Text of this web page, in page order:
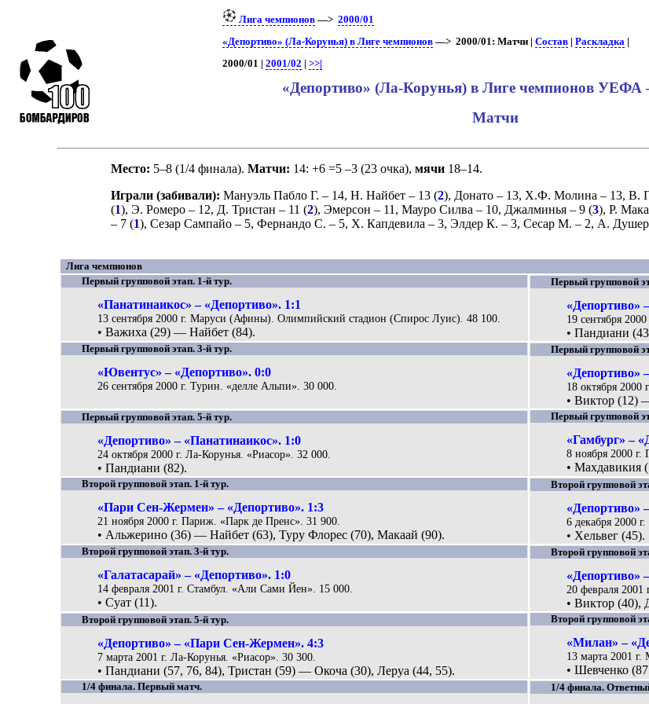
Лига чемпионов—> 2000/01
«Депортиво» (Ла-Корунья) в Лиге чемпионов—> 2000/01: Матчи | Состав| Раскладка |
2000/01 | 2001/02 | >>|
«Депортиво» (Ла-Корунья) в Лиге чемпионов УЕФА
Матчи
Место: 5–8 (1/4 финала). Матчи: 14: +6 =5 –3 (23 очка), мячи 18–14.
Играли (забивали): Мануэль Пабло Г. – 14, Н. Найбет– 13 (2), Донато– 13, Х.Ф. Молина – 13, В.
(1), Э. Ромеро– 12, Д. Тристан – 11 (2), Эмерсон – 11, Мауро Силва – 10, Джалминья– 9 (3), Р.
– 7 (1), Сезар Сампайо– 5, Фернандо С. – 5, Х. Капдевила – 3, Элдер К. – 3, Сесар М. – 2, А. Душер
Лига чемпионов
Первый групповой этап. 1-й тур.
«Панатинаикос» – «Депортиво». 1:1
13 сентября 2000 г. Маруси (Афины). Олимпийский стадион (Спирос Луис). 48 100.
• Важиха (29) — Найбет (84).
Первый групповой
«Депортиво»
19 сентября
• Пандиани
Первый групповой этап. 3-й тур.
«Ювентус» – «Депортиво». 0:0
26 сентября 2000 г. Турин. «делле Альпи». 30 000.
Первый групповой
«Депортиво»
18 октября 2000
• Виктор (12)
Первый групповой этап. 5-й тур.
«Депортиво» – «Панатинаикос». 1:0
24 октября 2000 г. Ла-Корунья. «Риасор». 32 000.
• Пандиани (82).
Первый групповой
«Гамбург» –
8 ноября 2000
• Махдавикия
Второй групповой этап. 1-й тур.
«Пари Сен-Жермен» – «Депортиво». 1:3
21 ноября 2000 г. Париж. «Парк де Пренс». 31 900.
• Альжерино (36) — Найбет (63), Туру Флорес (70), Макаай (90).
Второй групповой
«Депортиво»
6 декабря 2000
• Хельвег (45).
Второй групповой этап. 3-й тур.
«Галатасарай» – «Депортиво». 1:0
14 февраля 2001 г. Стамбул. «Али Сами Йен». 15 000.
• Суат (11).
Второй групповой
«Депортиво»
20 февраля 2001
• Виктор (40),
Второй групповой этап. 5-й тур.
«Депортиво» – «Пари Сен-Жермен». 4:3
7 марта 2001 г. Ла-Корунья. «Риасор». 30 300.
• Пандиани (57, 76, 84), Тристан (59) — Окоча (30), Леруа (44, 55).
Второй групповой
«Милан» –
13 марта 2001
• Шевченко
1/4 финала. Первый матч. 1/4 финала.